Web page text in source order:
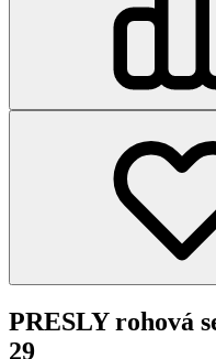
PRESLY rohová
29